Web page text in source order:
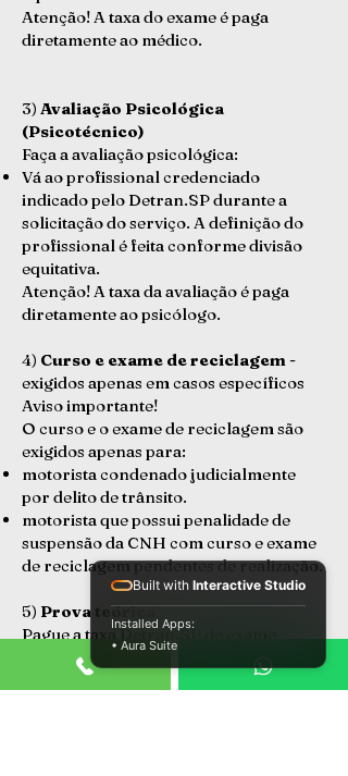
Atenção! A taxa do exame é paga
diretamente ao médico.
3) Avaliação Psicológica
(Psicotécnico)
Faça a avaliação psicológica:
Vá ao profissional credenciado
indicado pelo Detran.SP durante a
solicitação do serviço. A definição do
profissional é feita conforme divisão
equitativa.
Atenção! A taxa da avaliação é paga
diretamente ao psicólogo.
4) Curso e exame de reciclagem -
exigidos apenas em casos específicos
Aviso importante!
O curso e o exame de reciclagem são
exigidos apenas para:
motorista condenado judicialmente
por delito de trânsito.
motorista que possui penalidade de
suspensão da CNH com curso e exame
de reciclagem pendentes de realização.
5) Prova teórica
Pague a taxa Detran.SP de exame
teórico e marque a prova, conforme as
vagas disponíveis.
Built with Interactive Studio
Installed Apps:
• Aura Suite